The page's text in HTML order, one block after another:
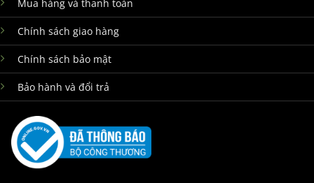
Mua hàng và thanh toán
Chính sách giao hàng
Chính sách bảo mật
Bảo hành và đổi trả